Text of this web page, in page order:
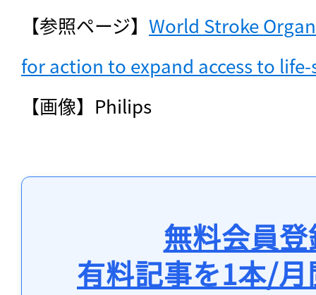
【参照ページ】 World Stroke
for action to expand access to
【画像】Philips
無料会員
有料記事を1本/